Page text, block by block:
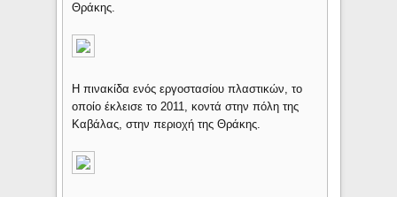
Θράκης.
Η πινακίδα ενός εργοστασίου πλαστικών, το
οποίο έκλεισε το 2011, κοντά στην πόλη της
Καβάλας, στην περιοχή της Θράκης.